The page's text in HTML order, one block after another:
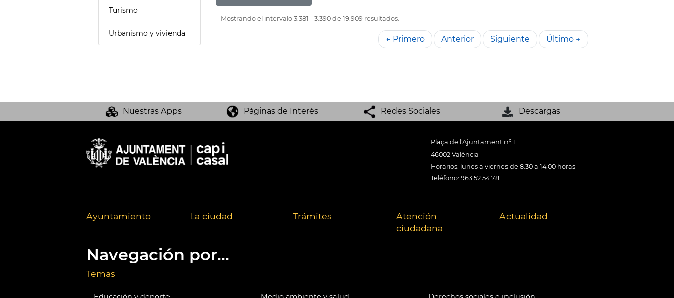
Turismo
Urbanismo y vivienda
Mostrando el intervalo 3.381 - 3.390 de 19.909 resultados.
← Primero Anterior Siguiente Último →
Nuestras Apps Páginas de Interés Redes Sociales Descargas
Plaça de l'Ajuntament nº 1
46002 València
Horarios: lunes a viernes de 8:30 a 14:00 horas
Teléfono: 963 52 54 78
Ayuntamiento La ciudad Trámites
Atención
ciudadana
Actualidad
Navegación por...
Temas